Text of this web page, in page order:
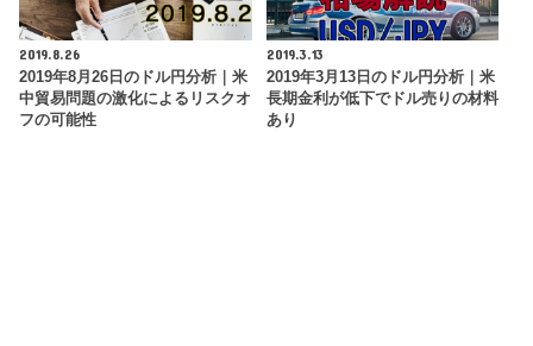
2019.8.26
2019年8月26日のドル円分析｜米
中貿易問題の激化によるリスクオ
フの可能性
2019.3.13
2019年3月13日のドル円分析｜米
長期金利が低下でドル売りの材料
あり